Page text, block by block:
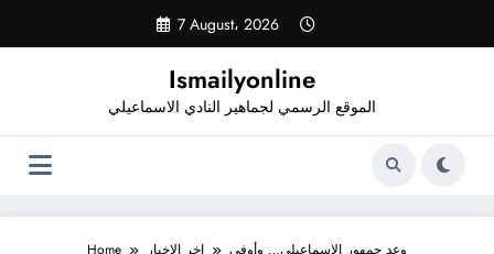
content
7 August، 2026
Ismailyonline
الموقع الرسمي لجماهير النادي الاسماعيلي
Home اخر الاخبار وعد جمهور الإسماعيلي… وأوفى